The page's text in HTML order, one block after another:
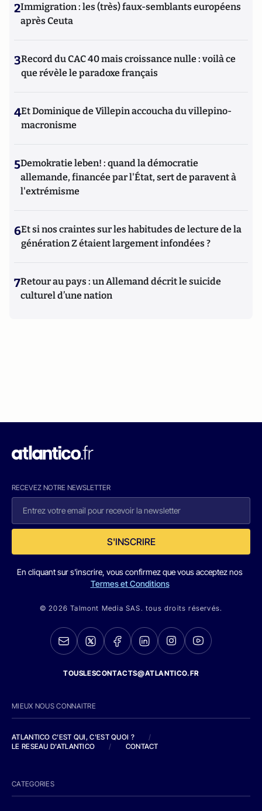
2Immigration : les (très) faux-semblants européens
après Ceuta
3Record du CAC 40 mais croissance nulle : voilà ce
que révèle le paradoxe français
4Et Dominique de Villepin accoucha du villepino-
macronisme
5Demokratie leben! : quand la démocratie
allemande, financée par l'État, sert de paravent à
l'extrémisme
6Et si nos craintes sur les habitudes de lecture de la
génération Z étaient largement infondées ?
7Retour au pays : un Allemand décrit le suicide
culturel d’une nation
RECEVEZ NOTRE NEWSLETTER
S'INSCRIRE
En cliquant sur s'inscrire, vous confirmez que vous acceptez nos
Termes et Conditions
© 2026 Talmont Media SAS. tous droits réservés.
TOUSLESCONTACTS@ATLANTICO.FR
MIEUX NOUS CONNAITRE
ATLANTICO C'EST QUI, C'EST QUOI ?
/
LE RESEAU D'ATLANTICO
/ CONTACT
CATEGORIES